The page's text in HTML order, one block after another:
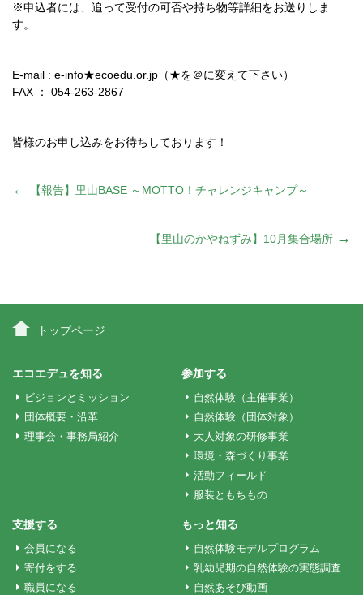
※申込者には、追って受付の可否や持ち物等詳細をお送りしま
す。
E-mail : e-info★ecoedu.or.jp（★を＠に変えて下さい）
FAX ： 054-263-2867
皆様のお申し込みをお待ちしております！
投
ビ
ゲ
ー
ョ
ン
← 【報告】里山BASE ～MOTTO！チャレンジキャンプ～
【里山のかやねずみ】10月集合場所 →
トップページ
エコエデュを知る
ビジョンとミッション
団体概要・沿革
理事会・事務局紹介
参加する
自然体験（主催事業）
自然体験（団体対象）
大人対象の研修事業
環境・森づくり事業
活動フィールド
服装ともちもの
支援する
会員になる
寄付をする
職員になる
もっと知る
自然体験モデルプログラム
乳幼児期の自然体験の実態調査
自然あそび動画